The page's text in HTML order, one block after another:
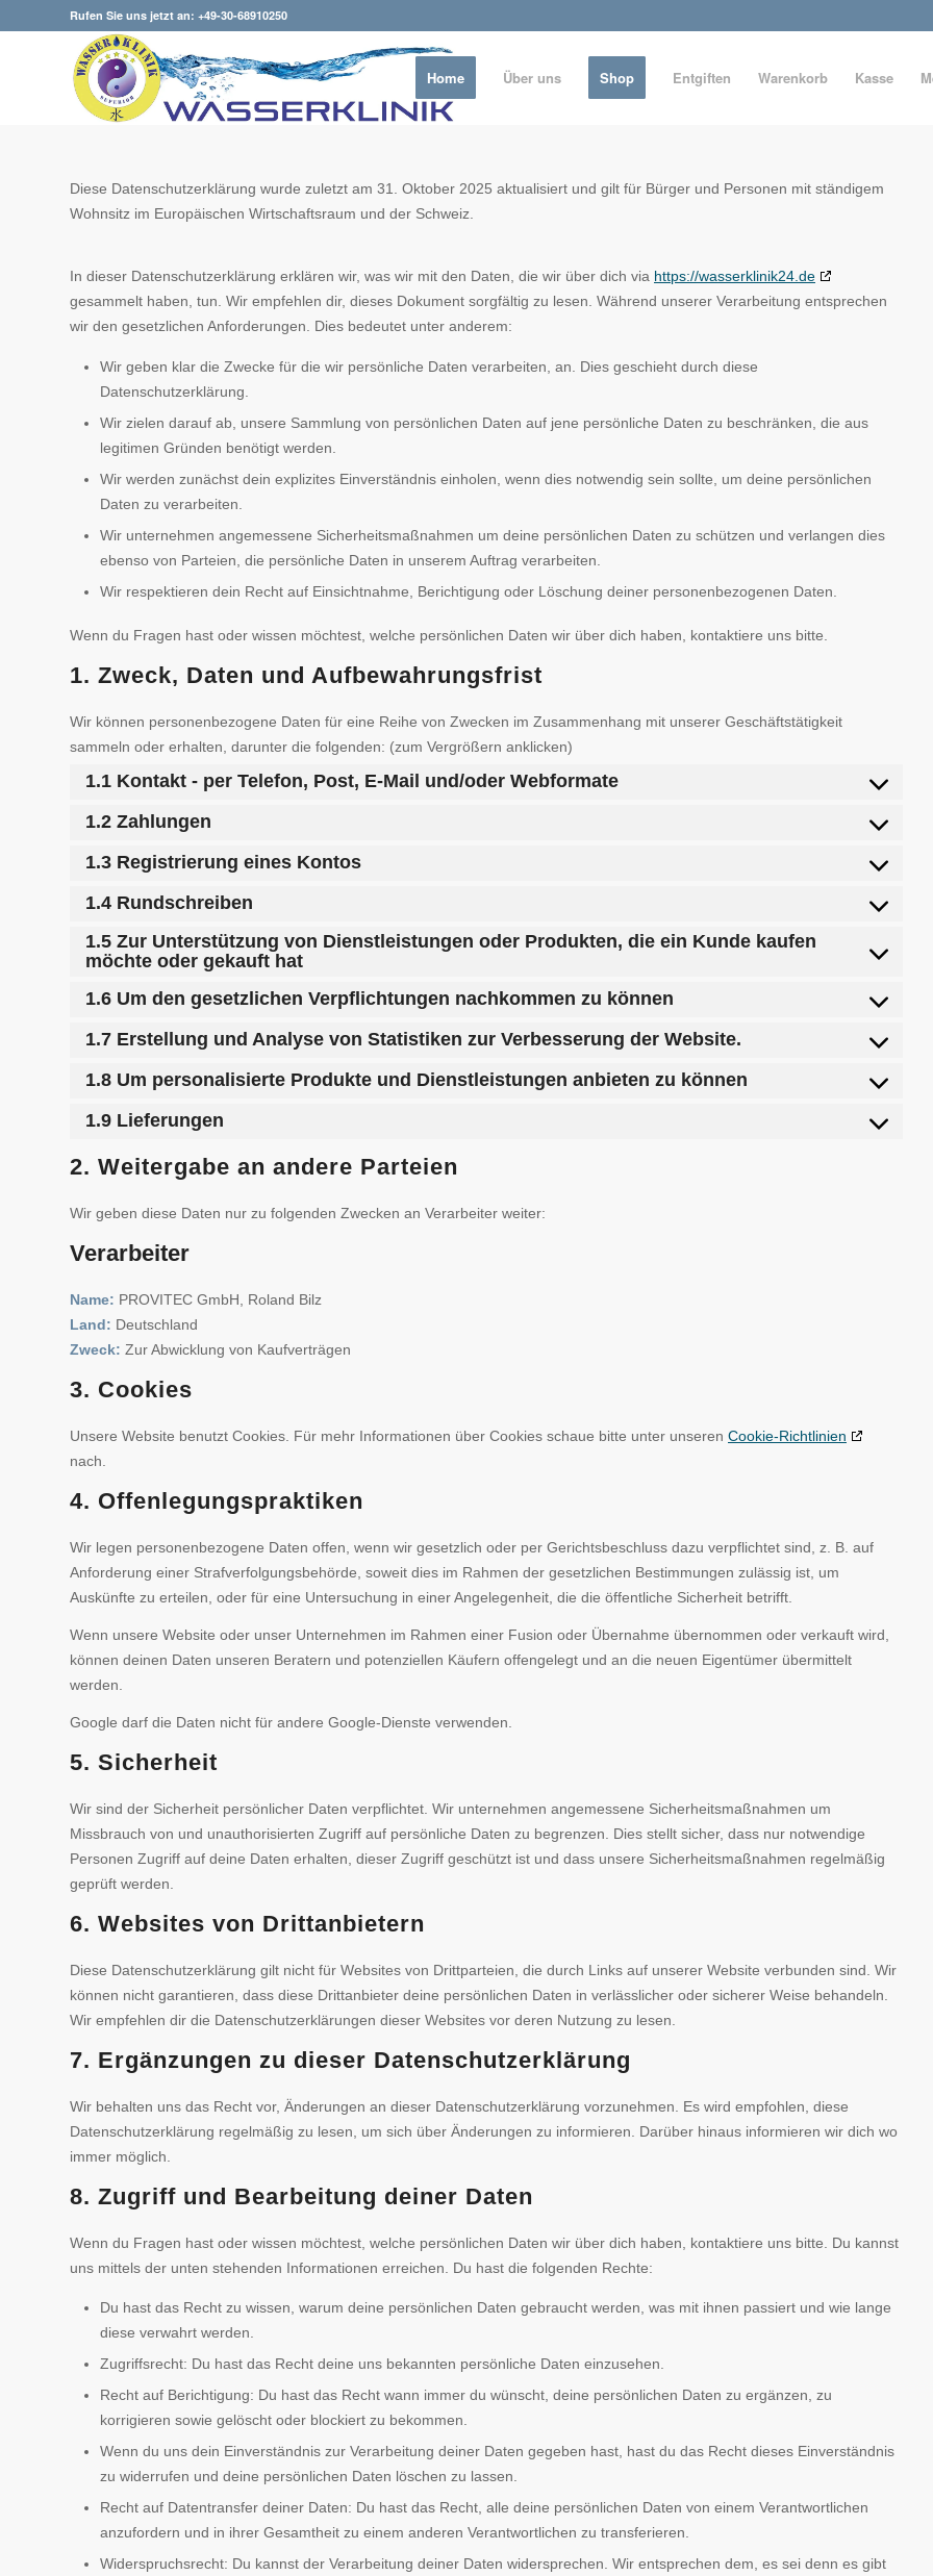
Rufen Sie uns jetzt an: +49-30-68910250
Home Über uns Shop Entgiften Warenkorb Kasse
Diese Datenschutzerklärung wurde zuletzt am 31. Oktober 2025 aktualisiert und gilt für Bürger und Personen mit ständigem
Wohnsitz im Europäischen Wirtschaftsraum und der Schweiz.
In dieser Datenschutzerklärung erklären wir, was wir mit den Daten, die wir über dich via https://wasserklinik24.de
gesammelt haben, tun. Wir empfehlen dir, dieses Dokument sorgfältig zu lesen. Während unserer Verarbeitung entsprechen
wir den gesetzlichen Anforderungen. Dies bedeutet unter anderem:
Wir geben klar die Zwecke für die wir persönliche Daten verarbeiten, an. Dies geschieht durch diese
Datenschutzerklärung.
Wir zielen darauf ab, unsere Sammlung von persönlichen Daten auf jene persönliche Daten zu beschränken, die aus
legitimen Gründen benötigt werden.
Wir werden zunächst dein explizites Einverständnis einholen, wenn dies notwendig sein sollte, um deine persönlichen
Daten zu verarbeiten.
Wir unternehmen angemessene Sicherheitsmaßnahmen um deine persönlichen Daten zu schützen und verlangen dies
ebenso von Parteien, die persönliche Daten in unserem Auftrag verarbeiten.
Wir respektieren dein Recht auf Einsichtnahme, Berichtigung oder Löschung deiner personenbezogenen Daten.
Wenn du Fragen hast oder wissen möchtest, welche persönlichen Daten wir über dich haben, kontaktiere uns bitte.
1. Zweck, Daten und Aufbewahrungsfrist
Wir können personenbezogene Daten für eine Reihe von Zwecken im Zusammenhang mit unserer Geschäftstätigkeit
sammeln oder erhalten, darunter die folgenden: (zum Vergrößern anklicken)
1.1 Kontakt - per Telefon, Post, E-Mail und/oder Webformate
1.2 Zahlungen
1.3 Registrierung eines Kontos
1.4 Rundschreiben
1.5 Zur Unterstützung von Dienstleistungen oder Produkten, die ein Kunde kaufen
möchte oder gekauft hat
1.6 Um den gesetzlichen Verpflichtungen nachkommen zu können
1.7 Erstellung und Analyse von Statistiken zur Verbesserung der Website.
1.8 Um personalisierte Produkte und Dienstleistungen anbieten zu können
1.9 Lieferungen
2. Weitergabe an andere Parteien
Wir geben diese Daten nur zu folgenden Zwecken an Verarbeiter weiter:
Verarbeiter
Name: PROVITEC GmbH, Roland Bilz
Land: Deutschland
Zweck: Zur Abwicklung von Kaufverträgen
3. Cookies
Unsere Website benutzt Cookies. Für mehr Informationen über Cookies schaue bitte unter unseren Cookie-Richtlinien
nach.
4. Offenlegungspraktiken
Wir legen personenbezogene Daten offen, wenn wir gesetzlich oder per Gerichtsbeschluss dazu verpflichtet sind, z. B. auf
Anforderung einer Strafverfolgungsbehörde, soweit dies im Rahmen der gesetzlichen Bestimmungen zulässig ist, um
Auskünfte zu erteilen, oder für eine Untersuchung in einer Angelegenheit, die die öffentliche Sicherheit betrifft.
Wenn unsere Website oder unser Unternehmen im Rahmen einer Fusion oder Übernahme übernommen oder verkauft wird,
können deinen Daten unseren Beratern und potenziellen Käufern offengelegt und an die neuen Eigentümer übermittelt
werden.
Google darf die Daten nicht für andere Google-Dienste verwenden.
5. Sicherheit
Wir sind der Sicherheit persönlicher Daten verpflichtet. Wir unternehmen angemessene Sicherheitsmaßnahmen um
Missbrauch von und unauthorisierten Zugriff auf persönliche Daten zu begrenzen. Dies stellt sicher, dass nur notwendige
Personen Zugriff auf deine Daten erhalten, dieser Zugriff geschützt ist und dass unsere Sicherheitsmaßnahmen regelmäßig
geprüft werden.
6. Websites von Drittanbietern
Diese Datenschutzerklärung gilt nicht für Websites von Drittparteien, die durch Links auf unserer Website verbunden sind. Wir
können nicht garantieren, dass diese Drittanbieter deine persönlichen Daten in verlässlicher oder sicherer Weise behandeln.
Wir empfehlen dir die Datenschutzerklärungen dieser Websites vor deren Nutzung zu lesen.
7. Ergänzungen zu dieser Datenschutzerklärung
Wir behalten uns das Recht vor, Änderungen an dieser Datenschutzerklärung vorzunehmen. Es wird empfohlen, diese
Datenschutzerklärung regelmäßig zu lesen, um sich über Änderungen zu informieren. Darüber hinaus informieren wir dich wo
immer möglich.
8. Zugriff und Bearbeitung deiner Daten
Wenn du Fragen hast oder wissen möchtest, welche persönlichen Daten wir über dich haben, kontaktiere uns bitte. Du kannst
uns mittels der unten stehenden Informationen erreichen. Du hast die folgenden Rechte:
Du hast das Recht zu wissen, warum deine persönlichen Daten gebraucht werden, was mit ihnen passiert und wie lange
diese verwahrt werden.
Zugriffsrecht: Du hast das Recht deine uns bekannten persönliche Daten einzusehen.
Recht auf Berichtigung: Du hast das Recht wann immer du wünscht, deine persönlichen Daten zu ergänzen, zu
korrigieren sowie gelöscht oder blockiert zu bekommen.
Wenn du uns dein Einverständnis zur Verarbeitung deiner Daten gegeben hast, hast du das Recht dieses Einverständnis
zu widerrufen und deine persönlichen Daten löschen zu lassen.
Recht auf Datentransfer deiner Daten: Du hast das Recht, alle deine persönlichen Daten von einem Verantwortlichen
anzufordern und in ihrer Gesamtheit zu einem anderen Verantwortlichen zu transferieren.
Widerspruchsrecht: Du kannst der Verarbeitung deiner Daten widersprechen. Wir entsprechen dem, es sei denn es gibt